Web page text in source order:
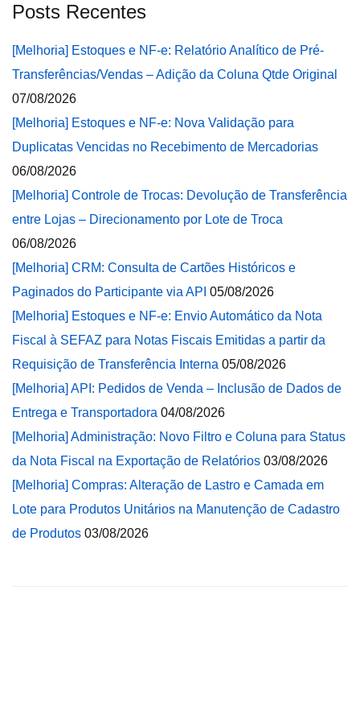
Posts Recentes
[Melhoria] Estoques e NF-e: Relatório Analítico de Pré-
Transferências/Vendas – Adição da Coluna Qtde Original
07/08/2026
[Melhoria] Estoques e NF-e: Nova Validação para
Duplicatas Vencidas no Recebimento de Mercadorias
06/08/2026
[Melhoria] Controle de Trocas: Devolução de Transferência
entre Lojas – Direcionamento por Lote de Troca
06/08/2026
[Melhoria] CRM: Consulta de Cartões Históricos e
Paginados do Participante via API 05/08/2026
[Melhoria] Estoques e NF-e: Envio Automático da Nota
Fiscal à SEFAZ para Notas Fiscais Emitidas a partir da
Requisição de Transferência Interna 05/08/2026
[Melhoria] API: Pedidos de Venda – Inclusão de Dados de
Entrega e Transportadora 04/08/2026
[Melhoria] Administração: Novo Filtro e Coluna para Status
da Nota Fiscal na Exportação de Relatórios 03/08/2026
[Melhoria] Compras: Alteração de Lastro e Camada em
Lote para Produtos Unitários na Manutenção de Cadastro
de Produtos 03/08/2026